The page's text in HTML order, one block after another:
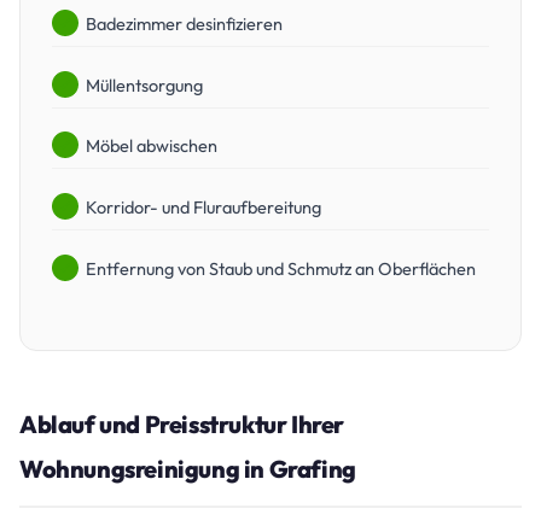
Badezimmer desinfizieren
Müllentsorgung
Möbel abwischen
Korridor- und Fluraufbereitung
Entfernung von Staub und Schmutz an Oberflächen
Ablauf und Preisstruktur Ihrer
Wohnungsreinigung in Grafing